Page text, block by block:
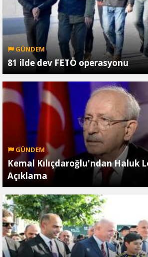
GÜNDEM
81 ilde dev FETÖ operasyonu
GÜNDEM
Kemal Kılıçdaroğlu'ndan Haluk
Açıklama